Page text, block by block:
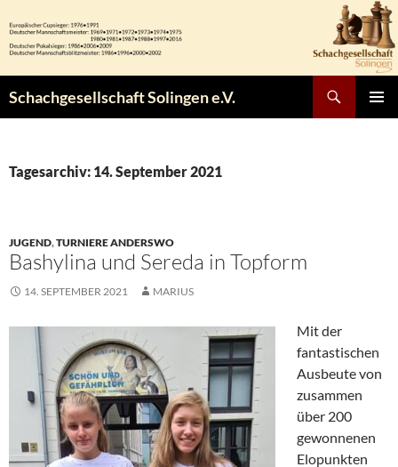
Inhalt
springen
Schachgesellschaft Solingen e.V.
Tagesarchiv: 14. September 2021
JUGEND,TURNIERE ANDERSWO
Bashylina und Sereda in Topform
14. SEPTEMBER 2021 MARIUS
Mit der
fantastischen
Ausbeute von
zusammen
über 200
gewonnenen
Elopunkten